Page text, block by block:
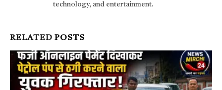
technology, and entertainment.
RELATEDPOSTS